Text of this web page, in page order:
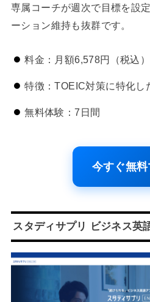
専属コーチが週次で目標を設
ーション維持も抜群です。
料金：月額6,578円（税込
特徴：TOEIC対策に特化し
無料体験：7日間
今すぐ無
スタディサプリ ビジネス英